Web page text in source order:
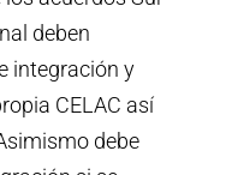
deben
integración y
CELAC así
debe